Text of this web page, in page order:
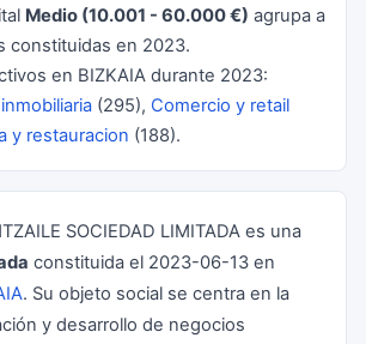
Medio (10.001 - 60.000 €) agrupa a
constituidas en 2023.
en BIZKAIA durante 2023:
(295), Comercio y retail
y restauracion (188).
SOCIEDAD LIMITADA es una
constituida el 2023-06-13 en
. Su objeto social se centra en la
y desarrollo de negocios